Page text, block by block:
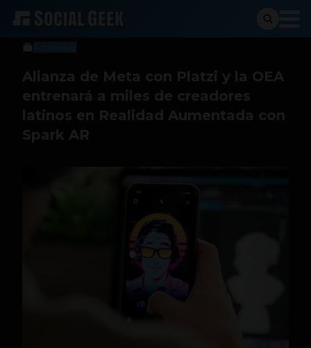
Social Geek
16 de diciembre de 2021
Alianza de Meta con Platzi y la OEA
entrenará a miles de creadores
latinos en Realidad Aumentada con
Spark AR